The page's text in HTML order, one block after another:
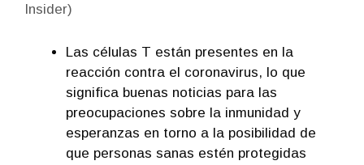
Insider)
Las células T están presentes en la
reacción contra el coronavirus, lo que
significa buenas noticias para las
preocupaciones sobre la inmunidad y
esperanzas en torno a la posibilidad de
que personas sanas estén protegidas